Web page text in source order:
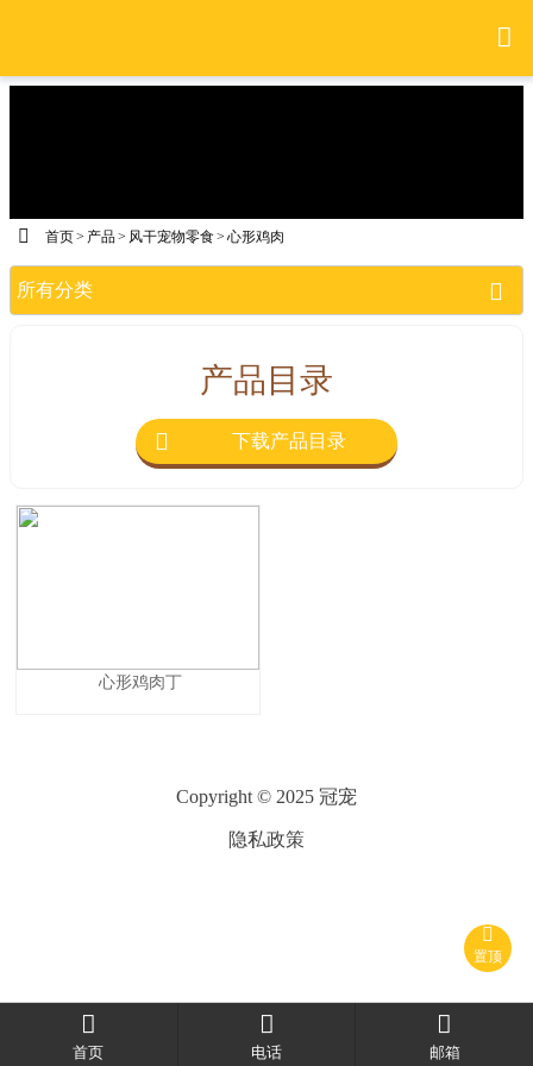

 首页> 产品> 风干宠物零食> 心形鸡肉
所有分类 
产品目录
 下载产品目录
心形鸡肉丁
Copyright © 2025 冠宠
隐私政策

首页

电话

邮箱

置顶